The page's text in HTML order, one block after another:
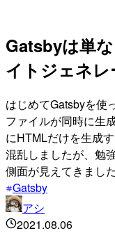
Gatsbyは単
イトジェネ
はじめてGatsbyを使
ファイルが同時に生
にHTMLだけを生成
混乱しましたが、勉
側面が見えてきました
Gatsby
アシ
2021.08.06